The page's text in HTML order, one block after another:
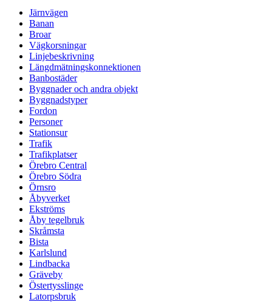
Järnvägen
Banan
Broar
Vägkorsningar
Linjebeskrivning
Längdmätningskonnektionen
Banbostäder
Byggnader och andra objekt
Byggnadstyper
Fordon
Personer
Stationsur
Trafik
Trafikplatser
Örebro Central
Örebro Södra
Örnsro
Åbyverket
Ekströms
Åby tegelbruk
Skråmsta
Bista
Karlslund
Lindbacka
Gräveby
Östertysslinge
Latorpsbruk